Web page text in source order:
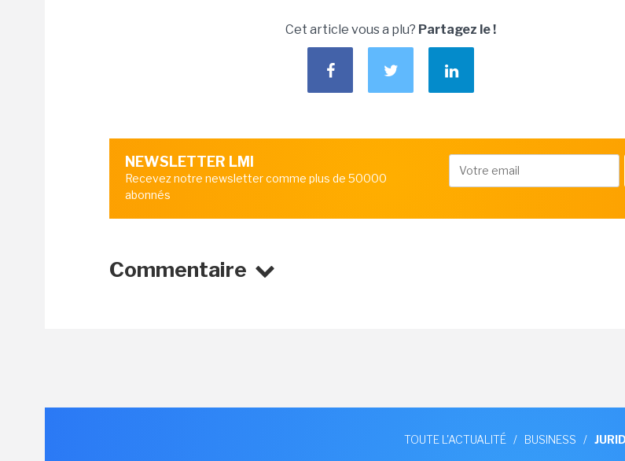
Cet article vous a plu? Partagez le !
NEWSLETTER LMI
Recevez notre newsletter comme plus de 50000
abonnés
Commentaire
TOUTE L'ACTUALITÉ / BUSINESS /